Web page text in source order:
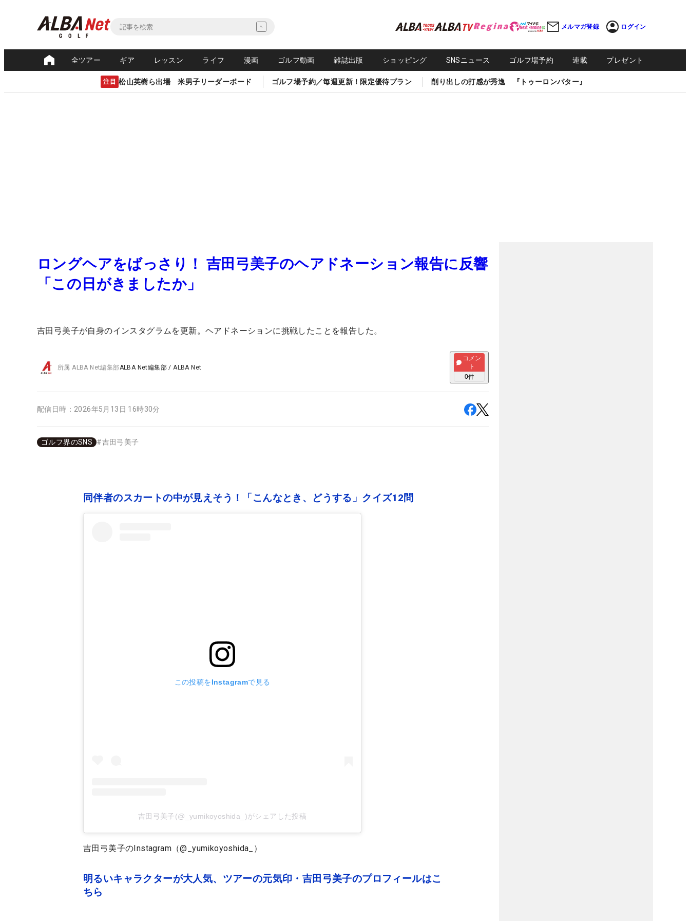
メルマガ登録 ログイン
全ツアー ギア レッスン ライフ 漫画 ゴルフ動画 雑誌出版 ショッピング SNSニュース ゴルフ場予約 連載 プレゼント
注目 松山英樹ら出場 米男子リーダーボード ゴルフ場予約／毎週更新！限定優待プラン 削り出しの打感が秀逸 『トゥーロンパター』
ロングヘアをばっさり！ 吉田弓美子のヘアドネーション報告に反響
「この日がきましたか」
吉田弓美子が自身のインスタグラムを更新。ヘアドネーションに挑戦したことを報告した。
所属ALBA Net編集部ALBA Net編集部 /ALBA Net
コメン
ト
0件
配信日時： 2026年5月13日 16時30分
ゴルフ界のSNS #吉田弓美子
同伴者のスカートの中が見えそう！「こんなとき、どうする」クイズ12問
この投稿をInstagramで見る
吉田弓美子(@_yumikoyoshida_)がシェアした投稿
吉田弓美子のInstagram（@_yumikoyoshida_）
明るいキャラクターが大人気、ツアーの元気印・吉田弓美子のプロフィールはこ
ちら